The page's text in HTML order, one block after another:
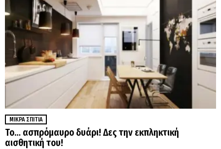
ΜΙΚΡΆ ΣΠΊΤΙΑ
Το… ασπρόμαυρο δυάρι! Δες την εκπληκτική
αισθητική του!